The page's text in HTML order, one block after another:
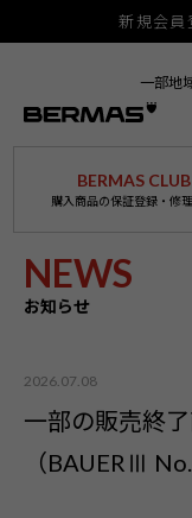
新規会員
一部地
BERMAS CLUB
購入商品の保証登録・修
NEWS
お知らせ
2026.07.08
一部の販売終
（BAUERⅢ